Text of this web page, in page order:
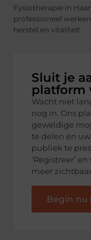
Fysiotherapie in
professioneel
herstel en vitaliteit
Sluit je
platform
Wacht niet
nog in. Ons
geweldige
te delen en
publiek te
‘Registreer’
meer
Begin nu